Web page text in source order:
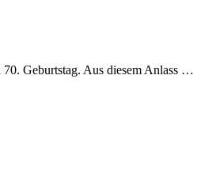
70. Geburtstag. Aus diesem Anlass …